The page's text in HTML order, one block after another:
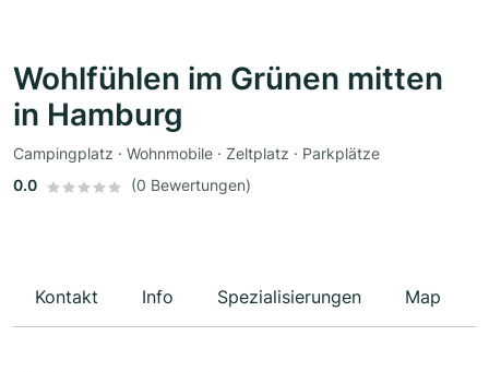
Wohlfühlen im Grünen mitten
in Hamburg
Campingplatz · Wohnmobile · Zeltplatz · Parkplätze
0.0
(0 Bewertungen)
Kontakt Info Spezialisierungen Map